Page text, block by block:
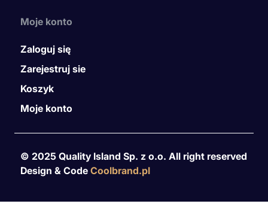
Moje konto
Zaloguj się
Zarejestruj sie
Koszyk
Moje konto
© 2025 Quality Island Sp. z o.o. All right reserved
Design & Code Coolbrand.pl